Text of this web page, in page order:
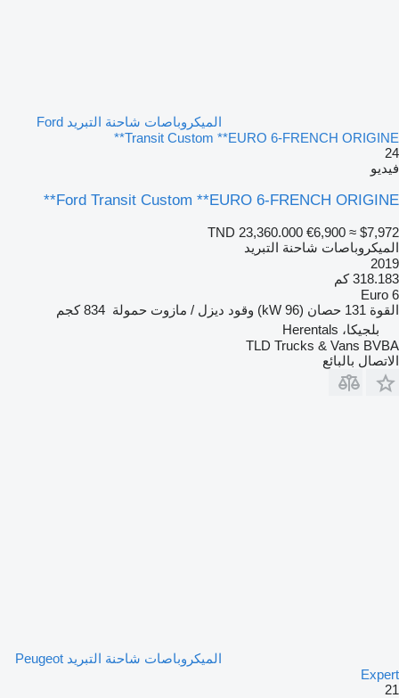
الميكروباصات شاحنة التبريد Ford
Transit Custom **EURO 6-FRENCH ORIGINE**
24
فيديو
Ford Transit Custom **EURO 6-FRENCH ORIGINE**
TND 23,360.000 €6,900 ≈ $7,972
الميكروباصات شاحنة التبريد
2019
318.183 كم
Euro 6
القوة 131 حصان (96 kW) وقود ديزل / مازوت حمولة 834 كجم
بلجيكا، Herentals
TLD Trucks & Vans BVBA
الاتصال بالبائع
الميكروباصات شاحنة التبريد Peugeot
Expert
21